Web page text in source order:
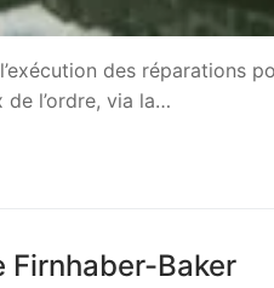
des réparations
l’ordre, via la…
Firnhaber-Baker